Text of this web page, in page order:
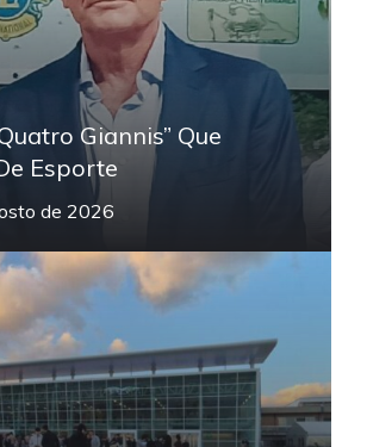
Giannis” Que
Esporte
de 2026